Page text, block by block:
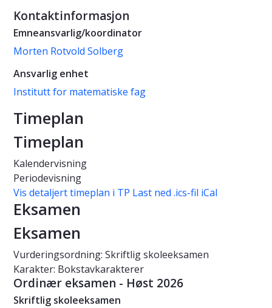
Kontaktinformasjon
Emneansvarlig/koordinator
Morten Rotvold Solberg
Ansvarlig enhet
Institutt for matematiske fag
Timeplan
Timeplan
Kalendervisning
Periodevisning
Vis detaljert timeplan i TP Last ned .ics-fil iCal
Eksamen
Eksamen
Vurderingsordning: Skriftlig skoleeksamen
Karakter: Bokstavkarakterer
Ordinær eksamen - Høst 2026
Skriftlig skoleeksamen